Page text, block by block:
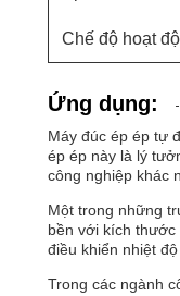
Chế độ hoạt
Ứng dụng:
Máy đúc ép ép tự
ép ép này là lý
công nghiệp khác
Một trong những
bền với kích thước
điều khiển nhiệt
Trong các ngành